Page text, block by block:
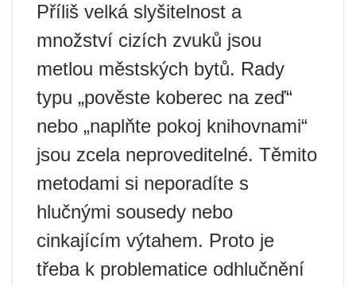
Příliš velká slyšitelnost a
množství cizích zvuků jsou
metlou městských bytů. Rady
typu „pověste koberec na zeď“
nebo „naplňte pokoj knihovnami“
jsou zcela neproveditelné. Těmito
metodami si neporadíte s
hlučnými sousedy nebo
cinkajícím výtahem. Proto je
třeba k problematice odhlučnění